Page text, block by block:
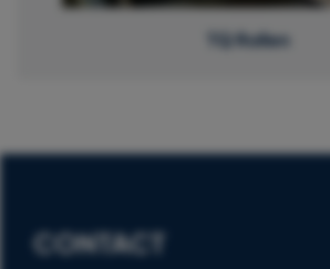
TQ Rollen
CONTACT